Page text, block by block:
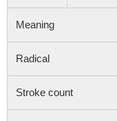
Meaning
Radical
Stroke count